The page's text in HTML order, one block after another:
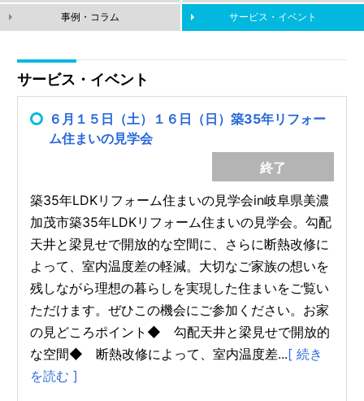
事例・コラム サービス・イベント
サービス・イベント
６月１５日（土）１６日（日）築35年リフォー
ム住まいの見学会
終了
築35年LDKリフォーム住まいの見学会in岐阜県美濃
加茂市築35年LDKリフォーム住まいの見学会。勾配
天井と梁見せで開放的な空間に、さらに断熱改修に
よって、室内温度差の軽減。大切なご家族の想いを
残しながら理想の暮らしを実現した住まいをご覧い
ただけます。ぜひこの機会にご参加ください。お家
の見どころポイント◆ 勾配天井と梁見せで開放的
な空間◆ 断熱改修によって、室内温度差...[ 続き
を読む ]